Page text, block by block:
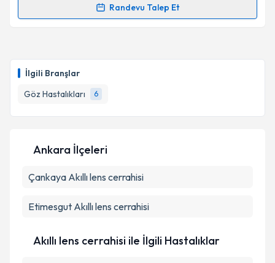
İlgili Branşlar
Göz Hastalıkları
6
Randevu Talep Et
Randevu Takvimi Talebi
takvim hazırlandığında e-posta ile bilgilendireceğiz.
E-posta Adresiniz
Metni'ni okudum ve kişisel verilerimin belirtilen
Ankara İlçeleri
Çankaya Akıllı lens cerrahisi
Etimesgut Akıllı lens cerrahisi
Akıllı lens cerrahisi ile İlgili Hastalıklar